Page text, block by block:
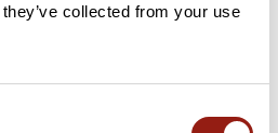
collected from your use
un avis